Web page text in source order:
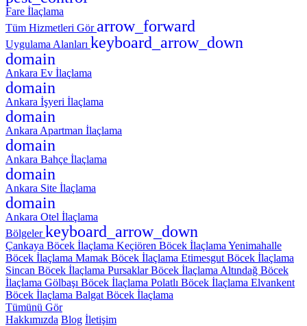
Fare İlaçlama
Tüm Hizmetleri Görarrow_forward
Uygulama Alanları keyboard_arrow_down
domain
Ankara Ev İlaçlama
domain
Ankara İşyeri İlaçlama
domain
Ankara Apartman İlaçlama
domain
Ankara Bahçe İlaçlama
domain
Ankara Site İlaçlama
domain
Ankara Otel İlaçlama
Bölgelerkeyboard_arrow_down
Çankaya Böcek İlaçlama Keçiören Böcek İlaçlama Yenimahalle
Böcek İlaçlama Mamak Böcek İlaçlama Etimesgut Böcek İlaçlama
Sincan Böcek İlaçlama Pursaklar Böcek İlaçlama Altındağ Böcek
İlaçlama Gölbaşı Böcek İlaçlama Polatlı Böcek İlaçlama Elvankent
Böcek İlaçlama Balgat Böcek İlaçlama
Tümünü Gör
Hakkımızda Blog İletişim